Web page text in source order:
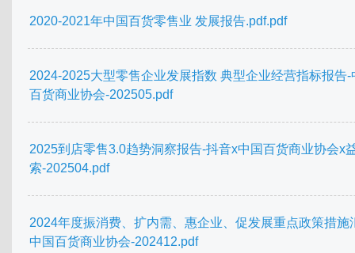
2020-2021年中国百货零售业 发展报告.pdf.pdf
2024-2025大型零售企业发展指数 典型企业经营指标报告-
百货商业协会-202505.pdf
2025到店零售3.0趋势洞察报告-抖音x中国百货商业协会x
索-202504.pdf
2024年度振消费、扩内需、惠企业、促发展重点政策措施
中国百货商业协会-202412.pdf